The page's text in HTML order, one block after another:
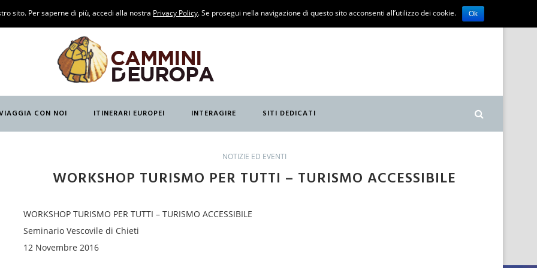
CON NOI ITINERARI EUROPEI INTERAGIRE SITI DEDICATI
NOTIZIE ED EVENTI
WORKSHOP TURISMO PER TUTTI – TURISMO ACCESSIBILE
WORKSHOP TURISMO PER TUTTI – TURISMO ACCESSIBILE
Seminario Vescovile di Chieti
12 Novembre 2016
sito. Per saperne di più, accedi alla nostra Privacy Policy. Se prosegui nella navigazione di questo sito acconsenti all’utilizzo dei cookie. Ok